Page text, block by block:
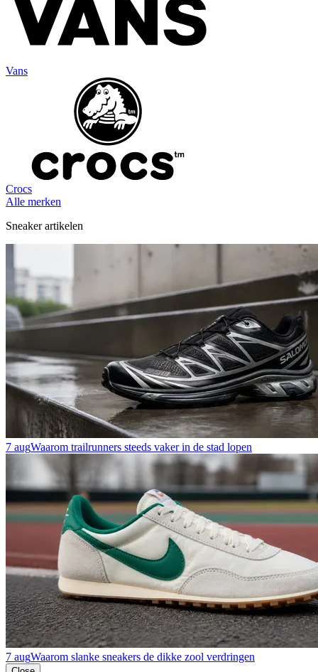
Vans
Crocs
Alle merken
Sneaker artikelen
7 augWaarom trailrunners steeds vaker in de stad lopen
7 augWaarom slanke sneakers de dikke zool verdringen